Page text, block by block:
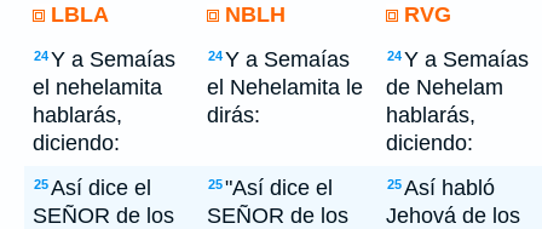
LBLA NBLH RVG
24Y a Semaías
el nehelamita
hablarás,
diciendo:
24Y a Semaías
el Nehelamita le
dirás:
24Y a Semaías
de Nehelam
hablarás,
diciendo:
25Así dice el
SEÑOR de los
25"Así dice el
SEÑOR de los
25Así habló
Jehová de los